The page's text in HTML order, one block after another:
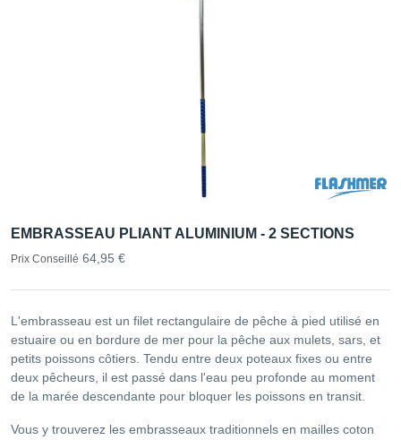
EMBRASSEAU PLIANT ALUMINIUM - 2 SECTIONS
Prix Conseillé 64,95 €
L'embrasseau est un filet rectangulaire de pêche à pied utilisé en
estuaire ou en bordure de mer pour la pêche aux mulets, sars, et
petits poissons côtiers. Tendu entre deux poteaux fixes ou entre
deux pêcheurs, il est passé dans l'eau peu profonde au moment
de la marée descendante pour bloquer les poissons en transit.
Vous y trouverez les embrasseaux traditionnels en mailles coton